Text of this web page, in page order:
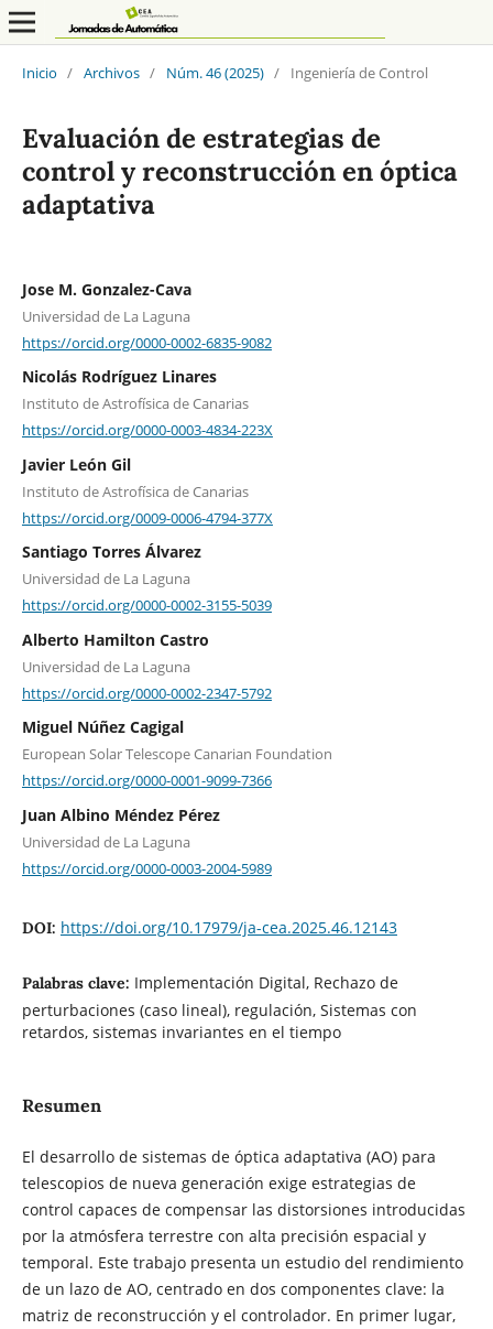
Inicio / Archivos / Núm. 46 (2025) / Ingeniería de Control
Evaluación de estrategias de
control y reconstrucción en óptica
adaptativa
Jose M. Gonzalez-Cava
Universidad de La Laguna
https://orcid.org/0000-0002-6835-9082
Nicolás Rodríguez Linares
Instituto de Astrofísica de Canarias
https://orcid.org/0000-0003-4834-223X
Javier León Gil
Instituto de Astrofísica de Canarias
https://orcid.org/0009-0006-4794-377X
Santiago Torres Álvarez
Universidad de La Laguna
https://orcid.org/0000-0002-3155-5039
Alberto Hamilton Castro
Universidad de La Laguna
https://orcid.org/0000-0002-2347-5792
Miguel Núñez Cagigal
European Solar Telescope Canarian Foundation
https://orcid.org/0000-0001-9099-7366
Juan Albino Méndez Pérez
Universidad de La Laguna
https://orcid.org/0000-0003-2004-5989
DOI: https://doi.org/10.17979/ja-cea.2025.46.12143
Palabras clave: Implementación Digital, Rechazo de
perturbaciones (caso lineal), regulación, Sistemas con
retardos, sistemas invariantes en el tiempo
Resumen
El desarrollo de sistemas de óptica adaptativa (AO) para
telescopios de nueva generación exige estrategias de
control capaces de compensar las distorsiones introducidas
por la atmósfera terrestre con alta precisión espacial y
temporal. Este trabajo presenta un estudio del rendimiento
de un lazo de AO, centrado en dos componentes clave: la
matriz de reconstrucción y el controlador. En primer lugar,